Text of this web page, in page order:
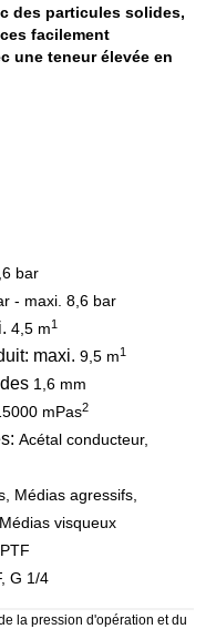
des particules solides,
facilement
une teneur élevée en
bar
- maxi. 8,6 bar
4,5 m1
maxi. 9,5 m1
1,6 mm
mPas2
Acétal conducteur,
Médias agressifs,
visqueux
G 1/4
la pression d'opération et du